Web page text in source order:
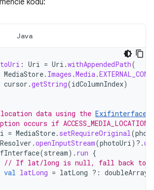
kodu:
Java
: Uri = Uri .withAppendedPath(
MediaStore. Images .Media.
cursor .getString(idColumnIndex)
data using the Exifinterface
occurs if
= MediaStore. setRequireOriginal(
.openInputStream(photoUri) ?.
(stream). run {
// If lat/long is null, fall back to
val latLong = latLong ?: